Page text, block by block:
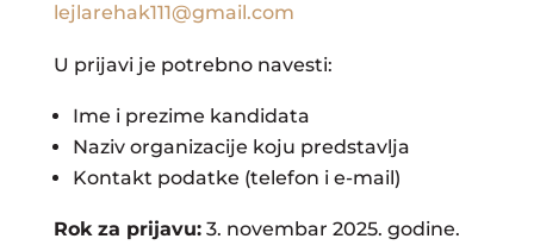
lejlarehak111@gmail.com
U prijavi je potrebno navesti:
Ime i prezime kandidata
Naziv organizacije koju predstavlja
Kontakt podatke (telefon i e-mail)
Rok za prijavu:3. novembar 2025. godine.